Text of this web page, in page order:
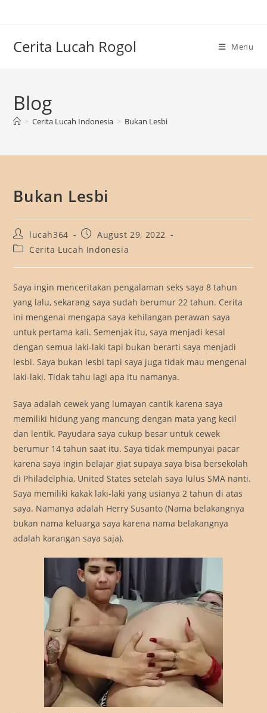
Cerita Lucah Rogol Menu
Blog
> Cerita Lucah Indonesia > Bukan Lesbi
Bukan Lesbi
Post
author:
lucah364
Post
published:
August 29, 2022
PostCerita Lucah Indonesia
Saya ingin menceritakan pengalaman seks saya 8 tahun
yang lalu, sekarang saya sudah berumur 22 tahun. Cerita
ini mengenai mengapa saya kehilangan perawan saya
untuk pertama kali. Semenjak itu, saya menjadi kesal
dengan semua laki-laki tapi bukan berarti saya menjadi
lesbi. Saya bukan lesbi tapi saya juga tidak mau mengenal
laki-laki. Tidak tahu lagi apa itu namanya.
Saya adalah cewek yang lumayan cantik karena saya
memiliki hidung yang mancung dengan mata yang kecil
dan lentik. Payudara saya cukup besar untuk cewek
berumur 14 tahun saat itu. Saya tidak mempunyai pacar
karena saya ingin belajar giat supaya saya bisa bersekolah
di Philadelphia, United States setelah saya lulus SMA nanti.
Saya memiliki kakak laki-laki yang usianya 2 tahun di atas
saya. Namanya adalah Herry Susanto (Nama belakangnya
bukan nama keluarga saya karena nama belakangnya
adalah karangan saya saja).